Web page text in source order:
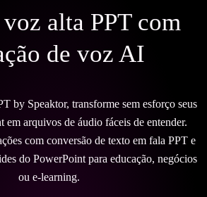
alta PPT com
de voz AI
by Speaktor, transforme sem esforço seus
em arquivos de áudio fáceis de entender.
com conversão de texto em fala PPT e
do PowerPoint para educação, negócios
ou e-learning.